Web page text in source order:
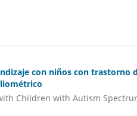
con niños con trastorno
Children with Autism